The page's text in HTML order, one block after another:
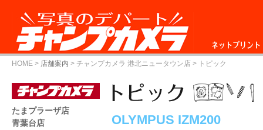
ネットプリント
HOME > 店舗案内 > チャンプカメラ 港北ニュータウン店 > トピック
OLYMPUS IZM200
たまプラーザ店
青葉台店